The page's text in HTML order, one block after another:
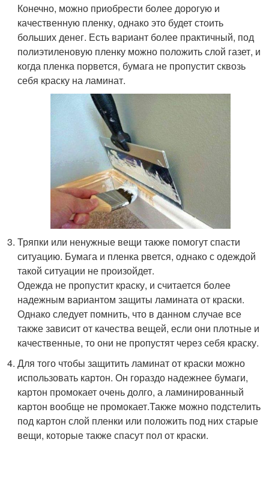
Конечно, можно приобрести более дорогую и
качественную пленку, однако это будет стоить
больших денег. Есть вариант более практичный, под
полиэтиленовую пленку можно положить слой газет, и
когда пленка порвется, бумага не пропустит сквозь
себя краску на ламинат.
Тряпки или ненужные вещи также помогут спасти
ситуацию. Бумага и пленка рвется, однако с одеждой
такой ситуации не произойдет.
Одежда не пропустит краску, и считается более
надежным вариантом защиты ламината от краски.
Однако следует помнить, что в данном случае все
также зависит от качества вещей, если они плотные и
качественные, то они не пропустят через себя краску.
Для того чтобы защитить ламинат от краски можно
использовать картон. Он гораздо надежнее бумаги,
картон промокает очень долго, а ламинированный
картон вообще не промокает.Также можно подстелить
под картон слой пленки или положить под них старые
вещи, которые также спасут пол от краски.